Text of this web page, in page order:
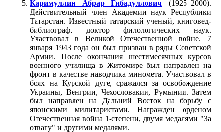
Каримуллин Абрар Гибадуллович (1925–2000).
Действительный член Академии наук Республики
Татарстан. Известный татарский ученый, книговед-
библиограф, доктор филологических наук.
Участвовал в Великой Отечественной войне. 7
января 1943 года он был призван в ряды Советской
Армии. После окончания шестимесячных курсов
военного училища в Житомире был направлен на
фронт в качестве наводчика миномета. Участвовал в
боях на Курской дуге, сражался за освобождение
Украины, Венгрии, Чехословакии, Румынии. Затем
был направлен на Дальний Восток на борьбу с
японскими милитаристами. Награжден орденом
Отечественная война 1-степени, двумя медалями "За
отвагу" и другими медалями.